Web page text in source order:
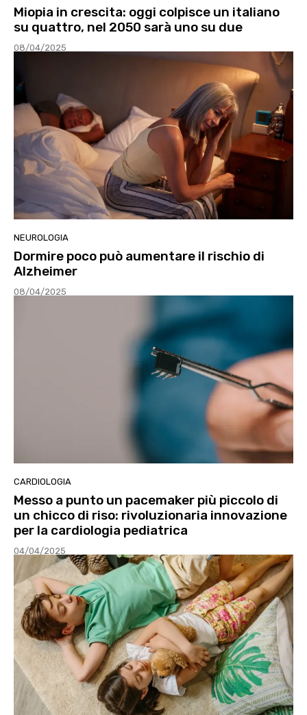
Miopia in crescita: oggi colpisce un italiano
su quattro, nel 2050 sarà uno su due
08/04/2025
NEUROLOGIA
Dormire poco può aumentare il rischio di
Alzheimer
08/04/2025
CARDIOLOGIA
Messo a punto un pacemaker più piccolo di
un chicco di riso: rivoluzionaria innovazione
per la cardiologia pediatrica
04/04/2025